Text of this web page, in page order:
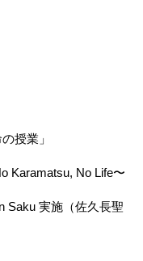
授業」
Karamatsu, No Life〜
Saku 実施（佐久長聖